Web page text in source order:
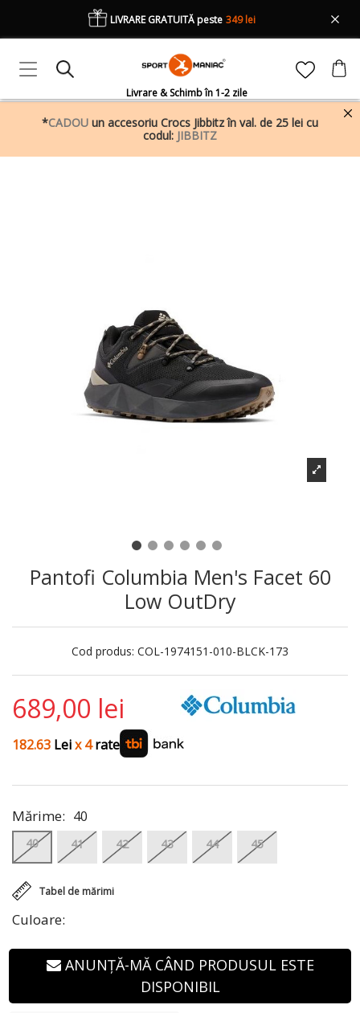
Livrare & Schimb în 1-2 zile
LIVRARE GRATUITĂ peste 349 lei
*CADOU un accesoriu Crocs Jibbitz în val. de 25 lei cu
codul: JIBBITZ
Pantofi Columbia Men's Facet 60
Low OutDry
Cod produs: COL-1974151-010-BLCK-173
689,00 lei
182.63 Leix 4rate
Culoare:
Tabel de mărimi
Mărime: 40
40 41 42 43 44 45
ANUNȚĂ-MĂ CÂND PRODUSUL ESTE
DISPONIBIL